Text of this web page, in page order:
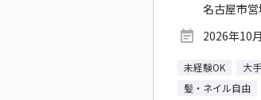
名古屋市
2026年10
未経験OK 大
髪・ネイル自由